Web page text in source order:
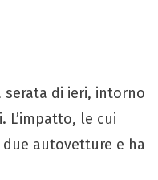
serata di ieri, intorno
le cui
autovetture e ha